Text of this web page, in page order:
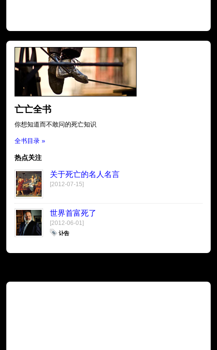
亡亡全书
你想知道而不敢问的死亡知识
全书目录 »
热点关注
关于死亡的名人名言
[2012-07-15]
世界首富死了
[2012-06-01]
讣告